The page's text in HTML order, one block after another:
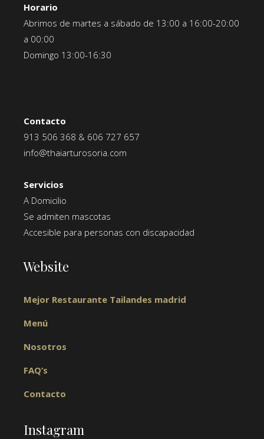
Horario
Abrimos de martes a sábado de 13:00 a 16:00-20:00
a 00:00
Domingo 13:00-16:30
Contacto
913 506 368 & 606 727 657
info@thaiarturosoria.com
Servicios
A Domicilio
Se admiten mascotas
Accesible para personas con discapacidad
Website
Mejor Restaurante Tailandes madrid
Menú
Nosotros
FAQ’s
Contacto
Instagram